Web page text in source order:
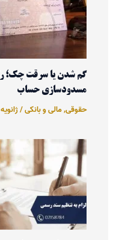
گم شدن یا سرقت چک؛
مسدودسازی حساب
حقوقی,مالی و بانکی/ژانویه 22,